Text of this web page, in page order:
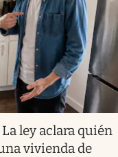
ley aclara quién
vivienda de